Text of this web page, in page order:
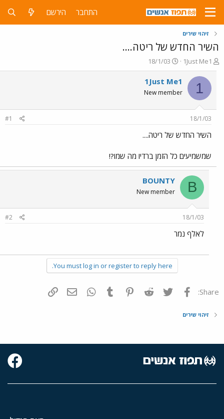
התחבר הירשם
זיהוי שירים
השיר החדש של ריטה....
פ
ו
ת
ח
ה
ש
א
1Just Me1
פ
ו
ר
ם
ר
ך
18/1/03
1
1Just Me1
New member
18/1/03
#1
השיר החדש של ריטה....
שמשמיעים כל הזמן ברדיו מה שמו?!
B
BOUNTY
New member
18/1/03
#2
לאלף נמר
You must log in or register to reply here.
Share: פייסבוק Twitter
Reddit
Pinterest
Tumblr
WhatsAppדואר אלקטרוני
זיהוי שירים